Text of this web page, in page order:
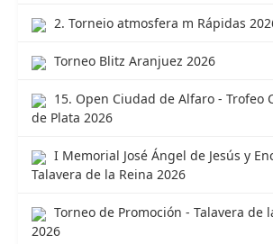
2. Torneio atmosfera m Rápidas
Torneo Blitz Aranjuez 2026
15. Open Ciudad de Alfaro - Trofeo
de Plata 2026
I Memorial José Ángel de Jesús y
Talavera de la Reina 2026
Torneo de Promoción - Talavera de
2026